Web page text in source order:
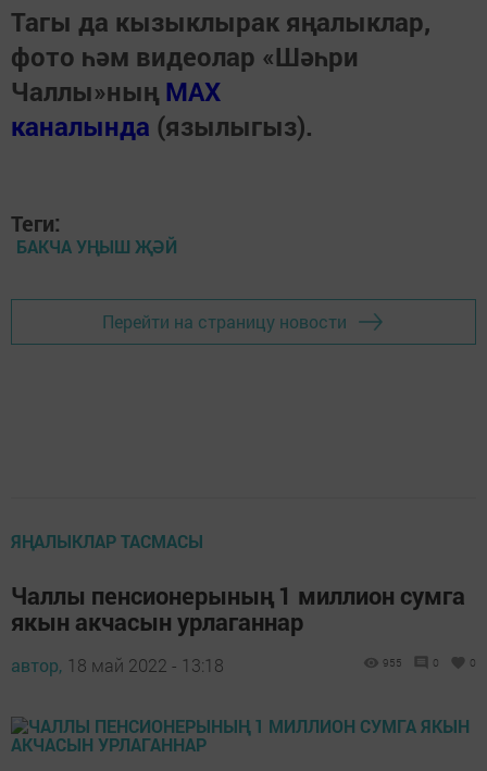
Тагы да кызыклырак яңалыклар,
фото һәм видеолар «Шәһри
Чаллы»ның MAX
каналында (язылыгыз).
Теги:
БАКЧА УҢЫШ ҖӘЙ
Перейти на страницу новости
ЯҢАЛЫКЛАР ТАСМАСЫ
Чаллы пенсионерының 1 миллион сумга
якын акчасын урлаганнар
автор, 18 май 2022 - 13:18 955 0 0